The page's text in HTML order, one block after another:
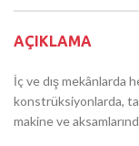
AÇIKLAMA
İç ve dış mekânlarda
konstrüksiyonlarda,
makine ve